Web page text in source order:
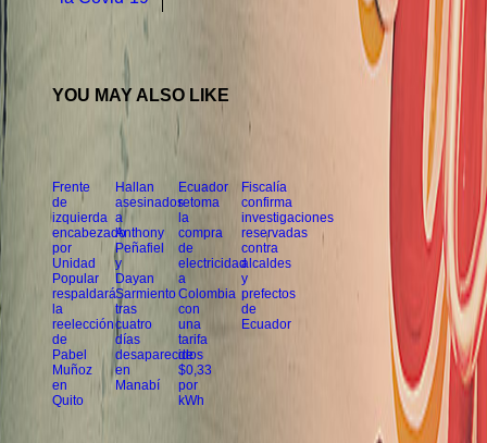
YOU MAY ALSO LIKE
Frente
de
izquierda
encabezado
por
Unidad
Popular
respaldará
la
reelección
de
Pabel
Muñoz
en
Quito
Hallan
asesinados
a
Anthony
Peñafiel
y
Dayan
Sarmiento
tras
cuatro
días
desaparecidos
en
Manabí
Ecuador
retoma
la
compra
de
electricidad
a
Colombia
con
una
tarifa
de
$0,33
por
kWh
Fiscalía
confirma
investigaciones
reservadas
contra
alcaldes
y
prefectos
de
Ecuador